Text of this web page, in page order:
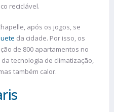
reciclável.
após os jogos, se
da cidade. Por isso, os
de 800 apartamentos no
tecnologia de climatização,
também calor.